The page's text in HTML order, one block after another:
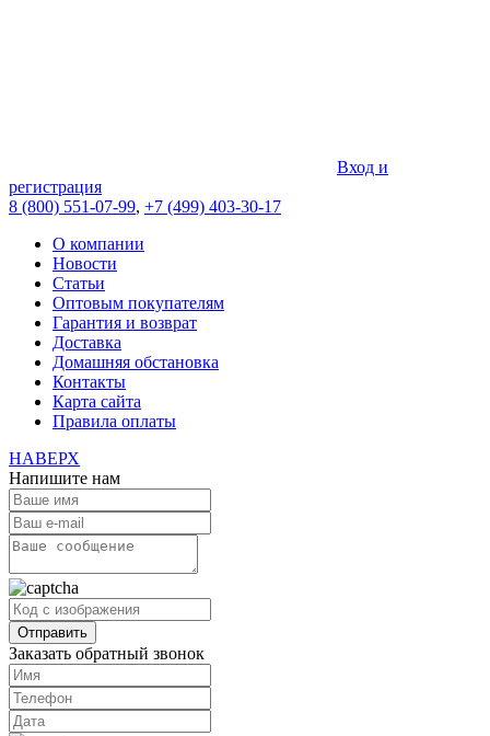
Вход и
регистрация
8 (800) 551-07-99, +7 (499) 403-30-17
О компании
Новости
Статьи
Оптовым покупателям
Гарантия и возврат
Доставка
Домашняя обстановка
Контакты
Карта сайта
Правила оплаты
НАВЕРХ
Напишите нам
Заказать обратный звонок